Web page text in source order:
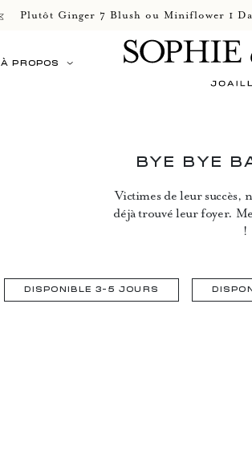
Plutôt Ginger 7 Blush ou Miniflower 1
À PROPOS
BYE BYE
Victimes de leur succès,
déjà trouvé leur foyer.
!
DISPONIBLE 3-5 JOURS